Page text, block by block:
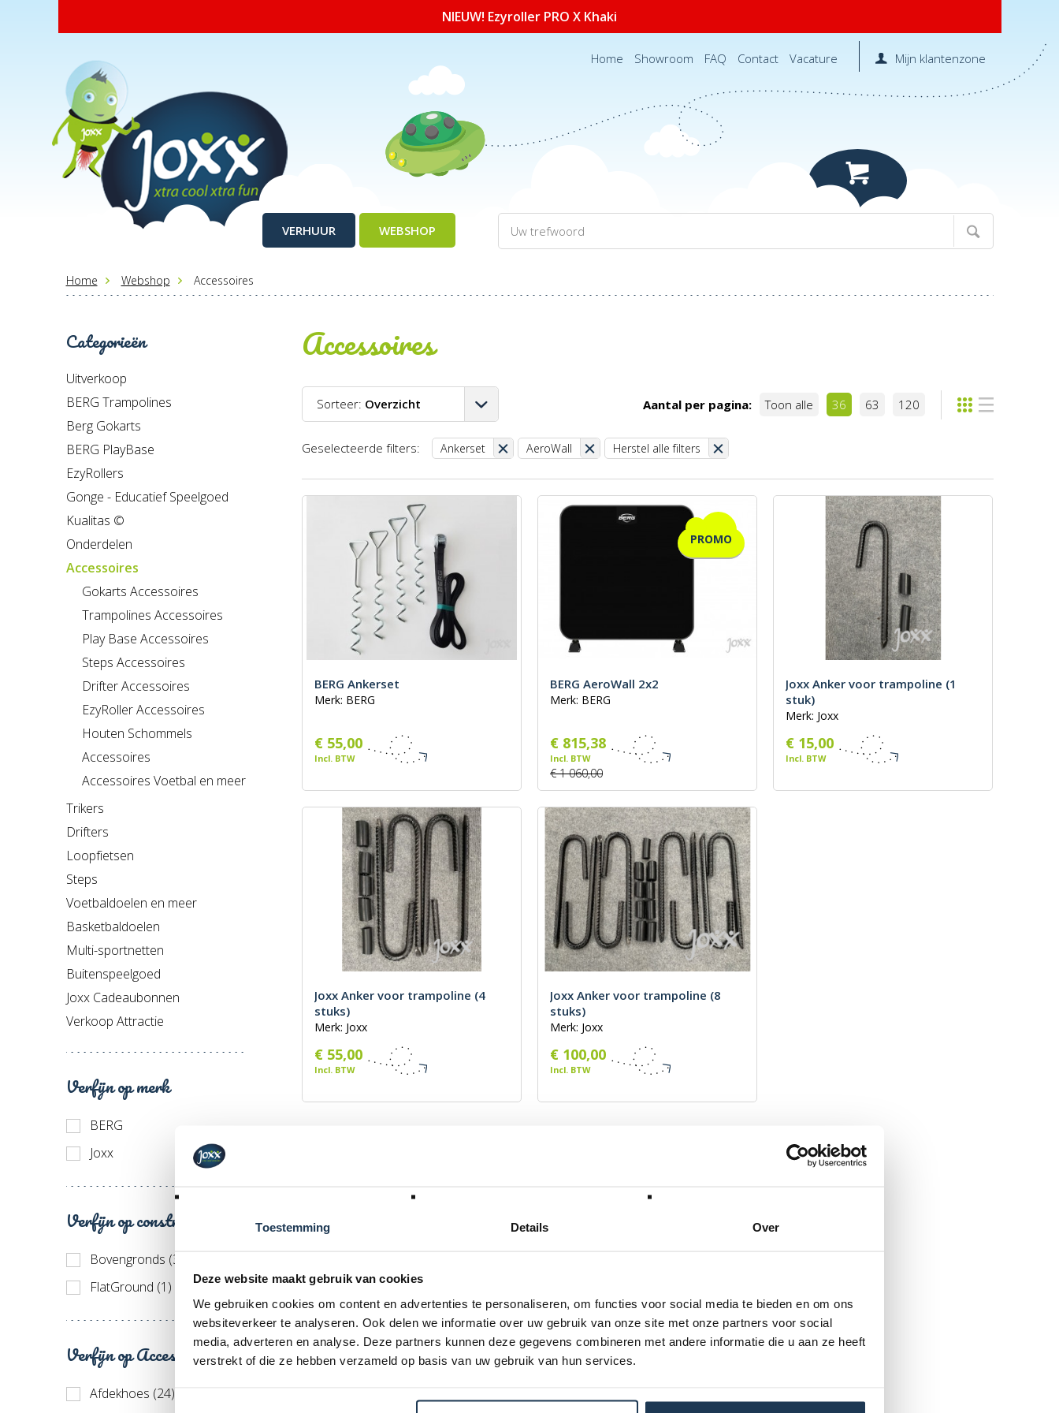
Toestemming Details Over
Deze website maakt gebruik van cookies
We gebruiken cookies om content en advertenties te personaliseren, om functies voor social media te bieden en om ons
websiteverkeer te analyseren. Ook delen we informatie over uw gebruik van onze site met onze partners voor social
media, adverteren en analyse. Deze partners kunnen deze gegevens combineren met andere informatie die u aan ze heeft
verstrekt of die ze hebben verzameld op basis van uw gebruik van hun services.
NIEUW! Ezyroller PRO X Khaki
Home Showroom FAQ Contact Vacature Mijn klantenzone
VERHUUR WEBSHOP
Home Webshop Accessoires
Categorieën
Uitverkoop
BERG Trampolines
Berg Gokarts
BERG PlayBase
EzyRollers
Gonge - Educatief Speelgoed
Kualitas ©
Onderdelen
Accessoires
Gokarts Accessoires
Trampolines Accessoires
Play Base Accessoires
Steps Accessoires
Drifter Accessoires
EzyRoller Accessoires
Houten Schommels
Accessoires
Accessoires Voetbal en meer
Trikers
Drifters
Loopfietsen
Steps
Voetbaldoelen en meer
Basketbaldoelen
Multi-sportnetten
Buitenspeelgoed
Joxx Cadeaubonnen
Verkoop Attractie
Verfijn op merk
BERG
Joxx
Verfijn op constructie
Bovengronds (3)
FlatGround (1)
Verfijn op Accessoires
Afdekhoes (24)
Accessoires
Sorteer: Overzicht
Prijs laag-hoog
Prijs hoog-laag
Recentst
Aantal per pagina: Toon alle 36 63 120
Geselecteerde filters: Ankerset AeroWall Herstel alle filters
BERG Ankerset
Merk: BERG
€ 55,00
Incl. BTW
PROMO
BERG AeroWall 2x2
Merk: BERG
€ 815,38
Incl. BTW
€ 1 060,00
Joxx Anker voor trampoline (1
stuk)
Merk: Joxx
€ 15,00
Incl. BTW
Joxx Anker voor trampoline (4
stuks)
Merk: Joxx
€ 55,00
Incl. BTW
Joxx Anker voor trampoline (8
stuks)
Merk: Joxx
€ 100,00
Incl. BTW